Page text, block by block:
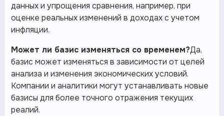
данных и упрощения сравнения, например, при
оценке реальных изменений в доходах с учетом
инфляции.
Может ли базис изменяться со временем?Да,
базис может изменяться в зависимости от целей
анализа и изменения экономических условий.
Компании и аналитики могут устанавливать новые
базисы для более точного отражения текущих
реалий.